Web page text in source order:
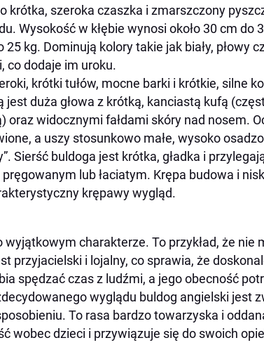
krótka, szeroka czaszka i zmarszczony
Wysokość w kłębie wynosi około 30 cm do
kg. Dominują kolory takie jak biały, płowy
co dodaje im uroku.
krótki tułów, mocne barki i krótkie, silne
jest duża głowa z krótką, kanciastą kufą
oraz widocznymi fałdami skóry nad nosem.
a uszy stosunkowo małe, wysoko
Sierść buldoga jest krótka, gładka i
lub łaciatym. Krępa budowa i
krępawy wygląd.
wyjątkowym charakterze. To przykład, że nie
przyjacielski i lojalny, co sprawia, że
spędzać czas z ludźmi, a jego obecność
wyglądu buldog angielski jest
To rasa bardzo towarzyska i
wobec dzieci i przywiązuje się do swoich